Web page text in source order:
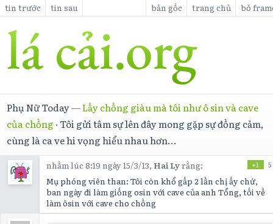
tin trước tin sau bản gốc trang chủ bỏ
Phụ Nữ Today—Lấy chồng giàu mà tôi như ô sin và cave
của chồng · Tôi gửi tâm sự lên đây mong gặp sự đồng cảm,
cùng là ca ve hi vọng hiểu nhau hơn...
nhằm lúc 8:19 ngày 15/3/13, Hai Lyrằng: +1 5
Mụ phóng viên than: Tôi còn khổ gấp 2 lần chị ấy chứ,
ban ngày đi làm giống osin với cave của anh Tổng, tối về
làm ôsin với cave cho chồng